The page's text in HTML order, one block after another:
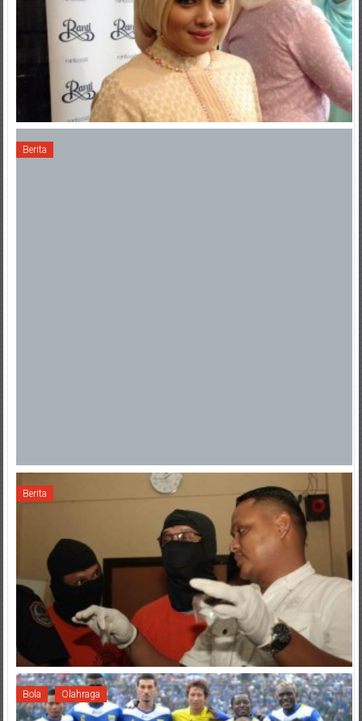
Berita
Berita
Bola Olahraga